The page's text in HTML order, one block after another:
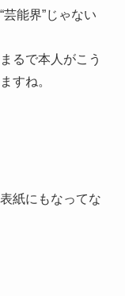
能界”じゃない
るで本人がこう
すね。
紙にもなってな